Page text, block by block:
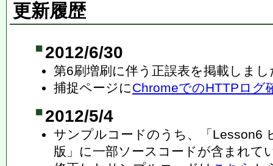
更新履歴
2012/6/30
第6刷増刷に伴う正誤表を掲載しまし
捕捉ページに ChromeでのHTTPログ
2012/5/4
サンプルコードのうち、「Lesson6
版」に一部ソースコードが含まれて